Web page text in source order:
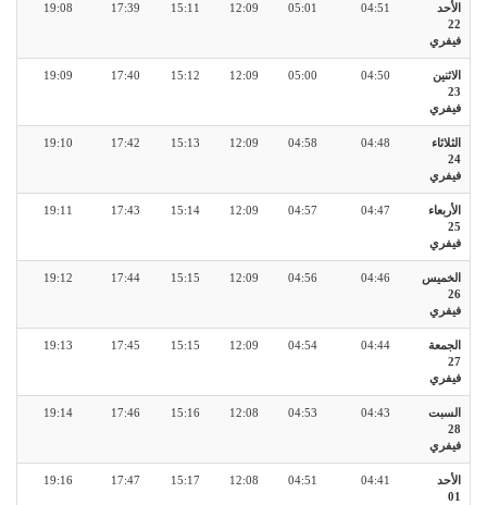
الأحد
22
فيفري
04:51
05:01
12:09
15:11
17:39
19:08
الاثنين
23
فيفري
04:50
05:00
12:09
15:12
17:40
19:09
الثلاثاء
24
فيفري
04:48
04:58
12:09
15:13
17:42
19:10
الأربعاء
25
فيفري
04:47
04:57
12:09
15:14
17:43
19:11
الخميس
26
فيفري
04:46
04:56
12:09
15:15
17:44
19:12
الجمعة
27
فيفري
04:44
04:54
12:09
15:15
17:45
19:13
السبت
28
فيفري
04:43
04:53
12:08
15:16
17:46
19:14
الأحد
01
04:41
04:51
12:08
15:17
17:47
19:16